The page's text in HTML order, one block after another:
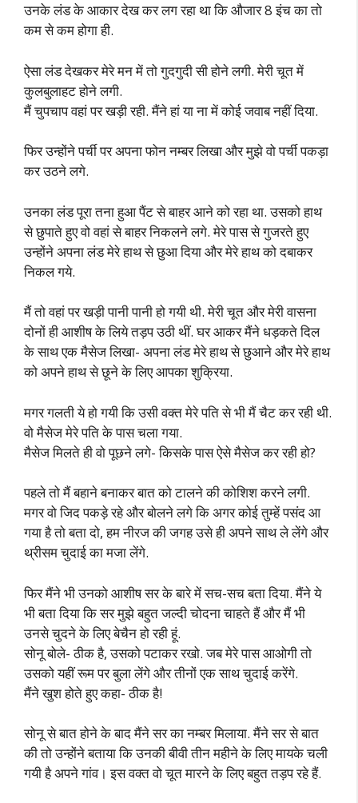
उनके लंड के आकार देख कर लग रहा था कि औजार 8 इंच का तो
कम से कम होगा ही.
ऐसा लंड देखकर मेरे मन में तो गुदगुदी सी होने लगी. मेरी चूत में
कुलबुलाहट होने लगी.
मैं चुपचाप वहां पर खड़ी रही. मैंने हां या ना में कोई जवाब नहीं दिया.
फिर उन्होंने पर्ची पर अपना फोन नम्बर लिखा और मुझे वो पर्ची पकड़ा
कर उठने लगे.
उनका लंड पूरा तना हुआ पैंट से बाहर आने को रहा था. उसको हाथ
से छुपाते हुए वो वहां से बाहर निकलने लगे. मेरे पास से गुजरते हुए
उन्होंने अपना लंड मेरे हाथ से छुआ दिया और मेरे हाथ को दबाकर
निकल गये.
मैं तो वहां पर खड़ी पानी पानी हो गयी थी. मेरी चूत और मेरी वासना
दोनों ही आशीष के लिये तड़प उठी थीं. घर आकर मैंने धड़कते दिल
के साथ एक मैसेज लिखा- अपना लंड मेरे हाथ से छुआने और मेरे हाथ
को अपने हाथ से छूने के लिए आपका शुक्रिया.
मगर गलती ये हो गयी कि उसी वक्त मेरे पति से भी मैं चैट कर रही थी.
वो मैसेज मेरे पति के पास चला गया.
मैसेज मिलते ही वो पूछने लगे- किसके पास ऐसे मैसेज कर रही हो?
पहले तो मैं बहाने बनाकर बात को टालने की कोशिश करने लगी.
मगर वो जिद पकड़े रहे और बोलने लगे कि अगर कोई तुम्हें पसंद आ
गया है तो बता दो, हम नीरज की जगह उसे ही अपने साथ ले लेंगे और
थ्रीसम चुदाई का मजा लेंगे.
फिर मैंने भी उनको आशीष सर के बारे में सच-सच बता दिया. मैंने ये
भी बता दिया कि सर मुझे बहुत जल्दी चोदना चाहते हैं और मैं भी
उनसे चुदने के लिए बेचैन हो रही हूं.
सोनू बोले- ठीक है, उसको पटाकर रखो. जब मेरे पास आओगी तो
उसको यहीं रूम पर बुला लेंगे और तीनों एक साथ चुदाई करेंगे.
मैंने खुश होते हुए कहा- ठीक है!
सोनू से बात होने के बाद मैंने सर का नम्बर मिलाया. मैंने सर से बात
की तो उन्होंने बताया कि उनकी बीवी तीन महीने के लिए मायके चली
गयी है अपने गांव। इस वक्त वो चूत मारने के लिए बहुत तड़प रहे हैं.